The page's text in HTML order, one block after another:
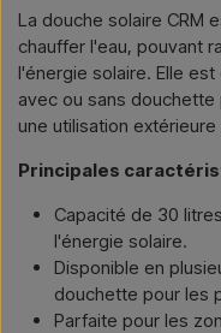
La douche solaire CRM
chauffer l'eau, pouvant
l'énergie solaire. Elle
avec ou sans
une utilisation
Principales
Capacité de 30
l'énergie solaire.
Disponible en
douchette pour les
Parfaite pour les